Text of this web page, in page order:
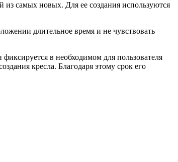
самых новых. Для ее создания используются
длительное время и не чувствовать
в необходимом для пользователя
кресла. Благодаря этому срок его